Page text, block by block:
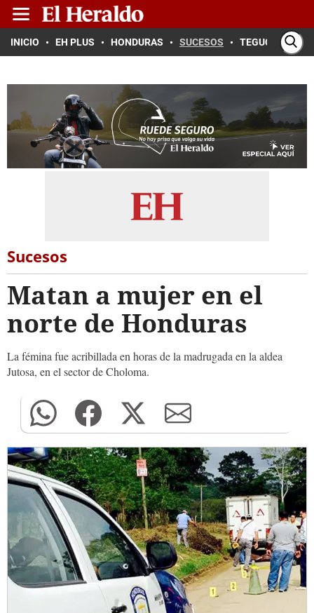
INICIO EH PLUS HONDURAS SUCESOS TEGUCIGALPA
Sucesos
Matan a mujer en el
norte de Honduras
La fémina fue acribillada en horas de la madrugada en la aldea
Jutosa, en el sector de Choloma.